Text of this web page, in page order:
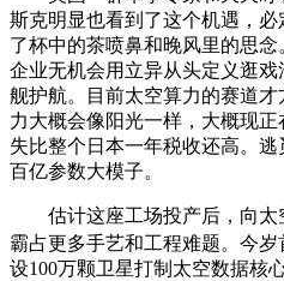
斯克明显也看到了这个机遇，
了杯中的茶喷鼻和晚风里的思
企业无机会用立异从头定义逛
舰护航。目前太空算力的赛道
力大概会像阳光一样，大概现
失比整个日本一年税收还高。
百亿参数大模子。
估计这座工场投产后，向太
霸占更多手艺和工程难题。今
设100万颗卫星打制太空数据核